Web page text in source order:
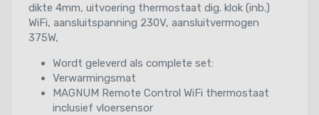
dikte 4mm, uitvoering thermostaat dig. klok (inb.)
WiFi, aansluitspanning 230V, aansluitvermogen
375W,
Wordt geleverd als complete set:
Verwarmingsmat
MAGNUM Remote Control WiFi thermostaat
inclusief vloersensor